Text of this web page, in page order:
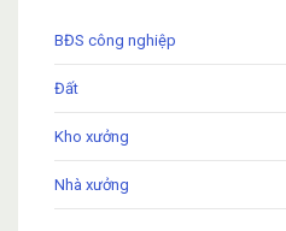
BĐS công nghiệp
Đất
Kho xưởng
Nhà xưởng